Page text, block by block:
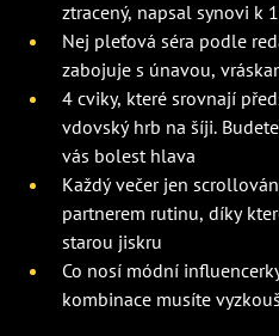
ztracený, napsal synovi k
Nej pleťová séra podle
zabojuje s únavou,
4 cviky, které srovnají
vdovský hrb na šíji.
vás bolest hlava
Každý večer jen
partnerem rutinu, díky
starou jiskru
Co nosí módní
kombinace musíte